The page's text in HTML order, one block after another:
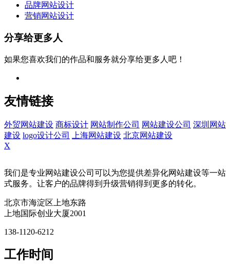
品牌网站设计
营销网站设计
分享给更多人
如果您喜欢我们的作品和服务就分享给更多人吧！
友情链接
外贸网站建设 商标设计 网站制作公司 网站建设公司 深圳网站
建设 logo设计公司 上海网站建设 北京网站建设
X
我们是专业网站建设公司可以为您提供差异化网站建设等一站
式服务。让客户的品牌得到升级营销得到更多的转化。
北京市海淀区上地东路
上地国际创业大厦2001
138-1120-6212
工作时间